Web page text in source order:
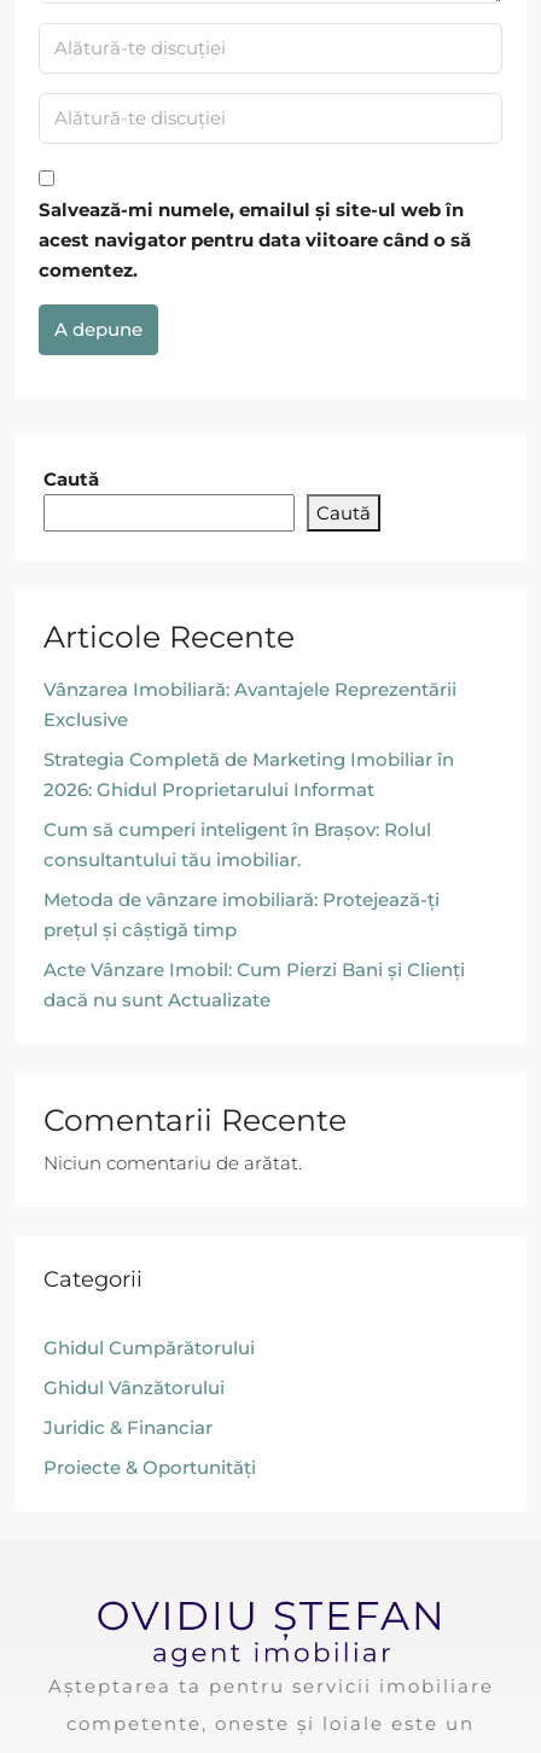
Salvează-mi numele, emailul și site-ul web în
acest navigator pentru data viitoare când o să
comentez.
A depune
Caută
Caută
Articole Recente
Vânzarea Imobiliară: Avantajele Reprezentării
Exclusive
Strategia Completă de Marketing Imobiliar în
2026: Ghidul Proprietarului Informat
Cum să cumperi inteligent în Brașov: Rolul
consultantului tău imobiliar.
Metoda de vânzare imobiliară: Protejează-ți
prețul și câștigă timp
Acte Vânzare Imobil: Cum Pierzi Bani și Clienți
dacă nu sunt Actualizate
Comentarii Recente
Niciun comentariu de arătat.
Categorii
Ghidul Cumpărătorului
Ghidul Vânzătorului
Juridic & Financiar
Proiecte & Oportunități
Așteptarea ta pentru servicii imobiliare
competente, oneste și loiale este un